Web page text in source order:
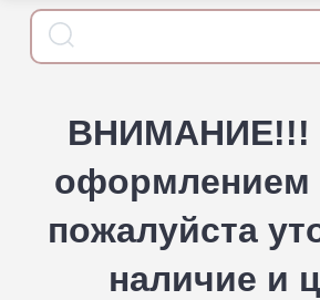
ВНИМАНИЕ!!!
оформлением
пожалуйста
наличие и